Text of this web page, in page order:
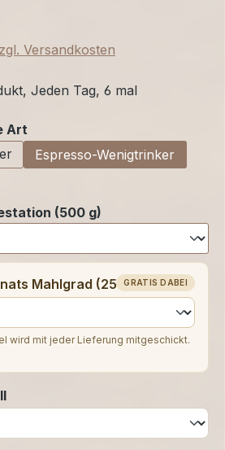
Versandkosten
Jeden Tag, 6 mal
Art
Espresso-Wenigtrinker
(500 g)
GRATIS DABEI
Mahlgrad (250 g)
wird mit jeder Lieferung mitgeschickt.